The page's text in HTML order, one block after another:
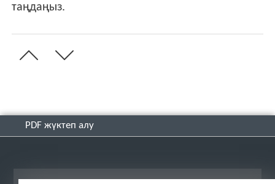
таңдаңыз.
PDF жүктеп алу